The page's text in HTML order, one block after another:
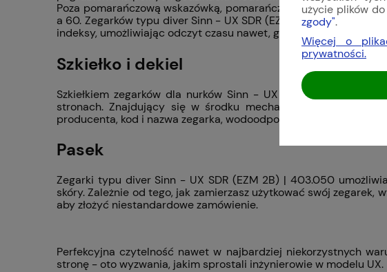
Poza pomarańczową wskazówką, pomarańczowy kolor mają
a 60. Zegarków typu diver Sinn - UX SDR (EZM 2B) | 403.050
indeksy, umożliwiając odczyt czasu nawet, gdy dookoła panują
Szkiełko i dekiel
Szkiełkiem zegarków dla nurków Sinn - UX SDR (EZM 2B) |
stronach. Znajdujący się w środku mechanizm kwarcowy
producenta, kod i nazwa zegarka, wodoodporność i materiał
Pasek
Zegarki typu diver Sinn - UX SDR (EZM 2B) | 403.050
skóry. Zależnie od tego, jak zamierzasz użytkować swój
aby złożyć niestandardowe zamówienie.
Perfekcyjna czytelność nawet w najbardziej niekorzystnych
stronę - oto wyzwania, jakim sprostali inżynierowie w modelu UX.
użycie plików
zgody".
Więcej o
prywatności.